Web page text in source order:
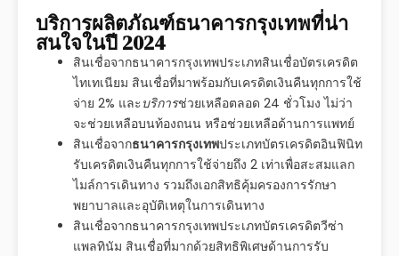
บริการผลิตภัณฑ์ธนาคารกรุงเทพที่น่า
สนใจในปี 2024
สินเชื่อจากธนาคารกรุงเทพประเภทสินเชื่อบัตรเครดิต
ไทเทเนียม สินเชื่อที่มาพร้อมกับเครดิตเงินคืนทุกการใช้
จ่าย 2% และบริการช่วยเหลือตลอด 24 ชั่วโมง ไม่ว่า
จะช่วยเหลือบนท้องถนน หรือช่วยเหลือด้านการแพทย์
สินเชื่อจากธนาคารกรุงเทพประเภทบัตรเครดิตอินฟินิท
รับเครดิตเงินคืนทุกการใช้จ่ายถึง 2 เท่าเพื่อสะสมแลก
ไมล์การเดินทาง รวมถึงเอกสิทธิคุ้มครองการรักษา
พยาบาลและอุบัติเหตุในการเดินทาง
สินเชื่อจากธนาคารกรุงเทพประเภทบัตรเครดิตวีซ่า
แพลทินัม สินเชื่อที่มากด้วยสิทธิพิเศษด้านการรับ